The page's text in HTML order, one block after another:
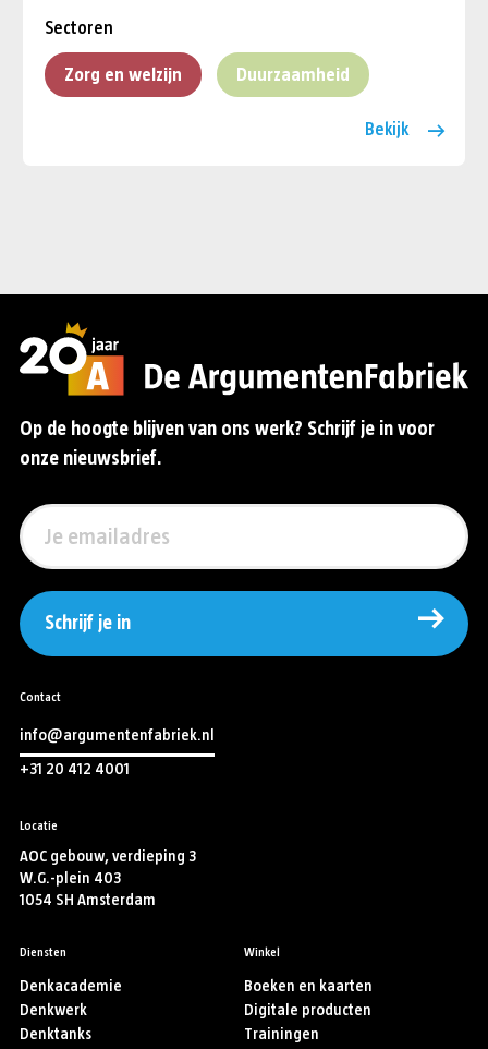
Sectoren
Zorg en welzijn Duurzaamheid
Bekijk
Op de hoogte blijven van ons werk? Schrijf je in voor
onze nieuwsbrief.
Schrijf je in
Contact
info@argumentenfabriek.nl
+31 20 412 4001
Locatie
AOC gebouw, verdieping 3
W.G.-plein 403
1054 SH Amsterdam
Diensten
Denkacademie
Denkwerk
Denktanks
Winkel
Boeken en kaarten
Digitale producten
Trainingen